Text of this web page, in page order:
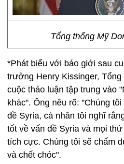
Tổng thống Mỹ
*Phát biểu với báo giới sau
trưởng Henry Kissinger,
cuộc thảo luận tập trung vào
khác". Ông nêu rõ: "Chúng
đề Syria, cá nhân tôi nghĩ
tốt về vấn đề Syria và mọi
tích cực. Chúng tôi sẽ chấm
và chết chóc".